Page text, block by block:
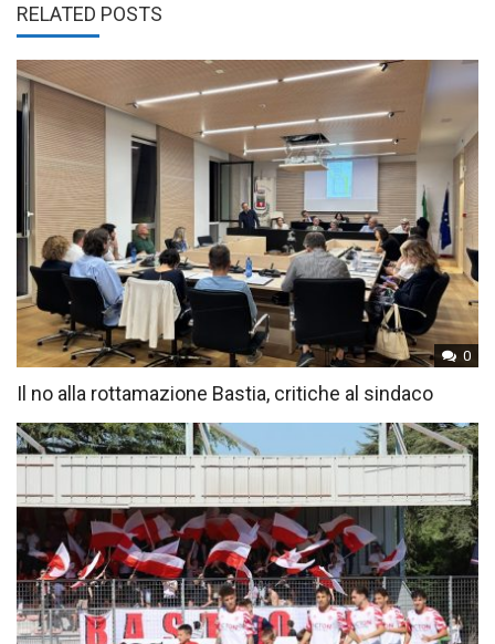
RELATED POSTS
0
Il no alla rottamazione Bastia, critiche al sindaco